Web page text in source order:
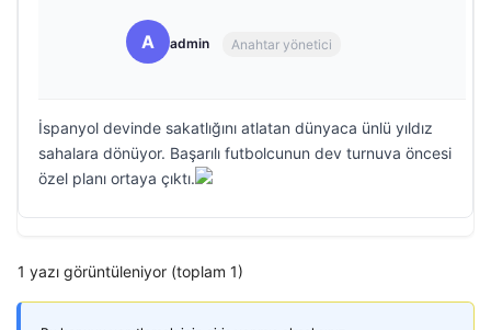
A admin Anahtar yönetici
İspanyol devinde sakatlığını atlatan dünyaca ünlü yıldız
sahalara dönüyor. Başarılı futbolcunun dev turnuva öncesi
özel planı ortaya çıktı.
1 yazı görüntüleniyor (toplam 1)